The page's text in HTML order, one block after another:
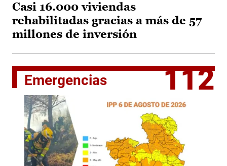
Casi 16.000 viviendas
rehabilitadas gracias a más de 57
millones de inversión
Emergencias 112